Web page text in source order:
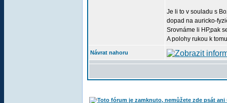
Je li to v souladu s
dopad na auricko-
Srovnáme li HP,pak
A polohy rukou k
Návrat nahoru